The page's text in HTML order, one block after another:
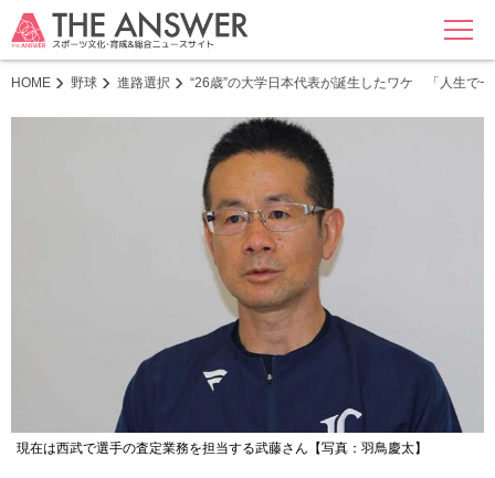
MENU
HOME 野球 進路選択 “26歳”の大学日本代表が誕生したワケ 「人生で
現在は西武で選手の査定業務を担当する武藤さん【写真：羽鳥慶太】